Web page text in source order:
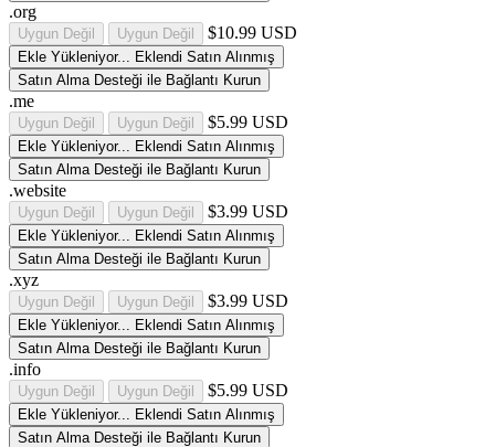
.org
Uygun Değil Uygun Değil $10.99 USD
Ekle Yükleniyor... Eklendi Satın Alınmış
Satın Alma Desteği ile Bağlantı Kurun
.me
Uygun Değil Uygun Değil $5.99 USD
Ekle Yükleniyor... Eklendi Satın Alınmış
Satın Alma Desteği ile Bağlantı Kurun
.website
Uygun Değil Uygun Değil $3.99 USD
Ekle Yükleniyor... Eklendi Satın Alınmış
Satın Alma Desteği ile Bağlantı Kurun
.xyz
Uygun Değil Uygun Değil $3.99 USD
Ekle Yükleniyor... Eklendi Satın Alınmış
Satın Alma Desteği ile Bağlantı Kurun
.info
Uygun Değil Uygun Değil $5.99 USD
Ekle Yükleniyor... Eklendi Satın Alınmış
Satın Alma Desteği ile Bağlantı Kurun